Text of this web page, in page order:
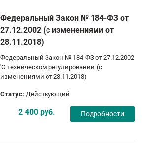
Федеральный Закон № 184-ФЗ от
27.12.2002 (с изменениями от
28.11.2018)
Федеральный Закон № 184-ФЗ от 27.12.2002
'О техническом регулировании' (с
изменениями от 28.11.2018)
Статус: Действующий
2 400 руб. Подробности